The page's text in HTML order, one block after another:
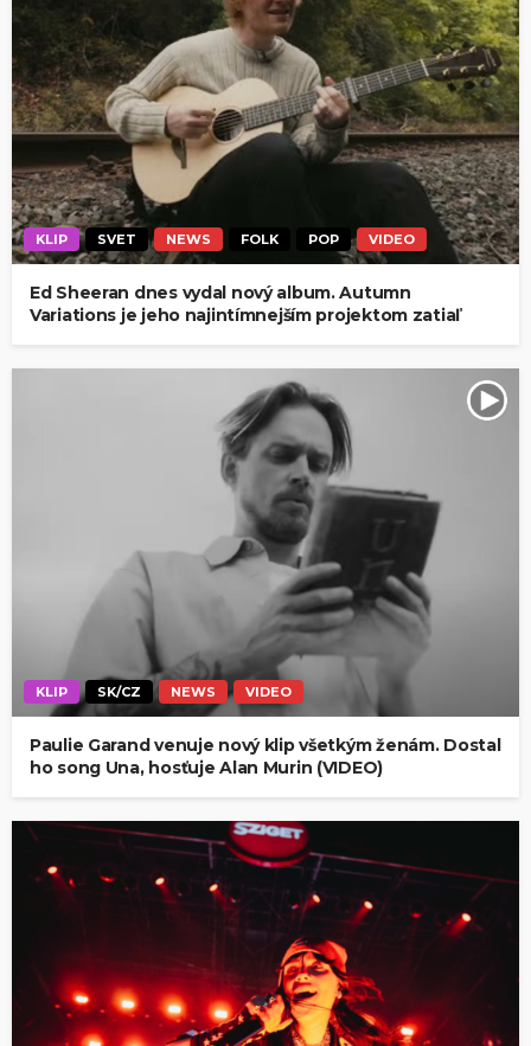
KLIP SVET NEWS FOLK POP VIDEO
Ed Sheeran dnes vydal nový album. Autumn
Variations je jeho najintímnejším projektom zatiaľ
KLIP SK/CZ NEWS VIDEO
Paulie Garand venuje nový klip všetkým ženám. Dostal
ho song Una, hosťuje Alan Murin (VIDEO)